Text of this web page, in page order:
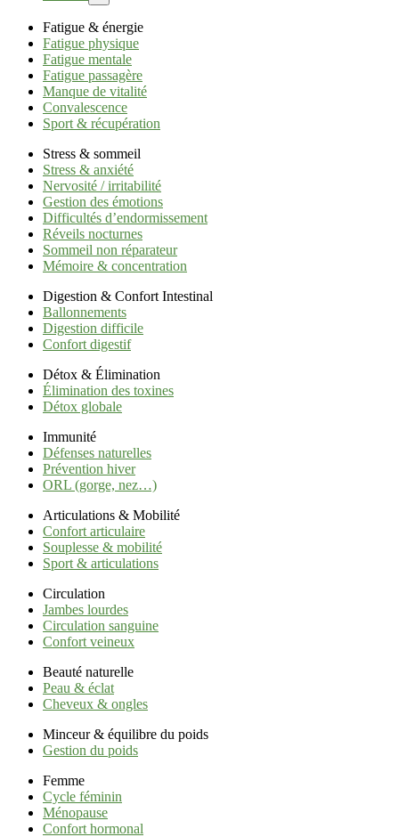
Fatigue & énergie
Fatigue physique
Fatigue mentale
Fatigue passagère
Manque de vitalité
Convalescence
Sport & récupération
Stress & sommeil
Stress & anxiété
Nervosité / irritabilité
Gestion des émotions
Difficultés d’endormissement
Réveils nocturnes
Sommeil non réparateur
Mémoire & concentration
Digestion & Confort Intestinal
Ballonnements
Digestion difficile
Confort digestif
Détox & Élimination
Élimination des toxines
Détox globale
Immunité
Défenses naturelles
Prévention hiver
ORL (gorge, nez…)
Articulations & Mobilité
Confort articulaire
Souplesse & mobilité
Sport & articulations
Circulation
Jambes lourdes
Circulation sanguine
Confort veineux
Beauté naturelle
Peau & éclat
Cheveux & ongles
Minceur & équilibre du poids
Gestion du poids
Femme
Cycle féminin
Ménopause
Confort hormonal